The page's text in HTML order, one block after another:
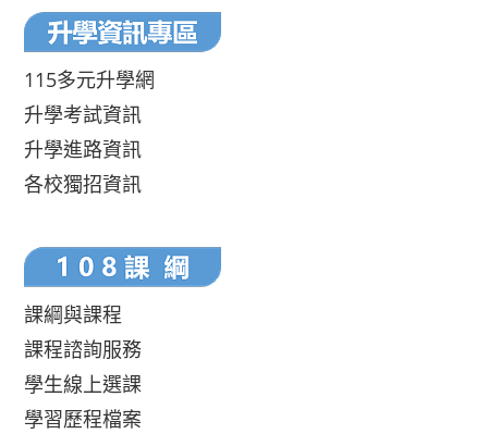
115多元升學網
升學考試資訊
升學進路資訊
各校獨招資訊
課綱與課程
課程諮詢服務
學生線上選課
學習歷程檔案